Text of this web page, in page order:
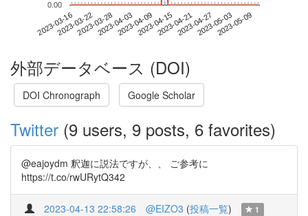
2023-03-162023-03-222023-03-282023-04-032023-04-092023-04-152023-04-212023-04-272023-05-032023-05-09
0.00
外部データベース (DOI)
DOI Chronograph Google Scholar
Twitter (9 users, 9 posts, 6 favorites)
@eajoydm 釈迦に説法ですが、、 ご参考に
https://t.co/rwURytQ342
2023-04-13 22:58:26 @EIZO3 (投稿一覧) 1